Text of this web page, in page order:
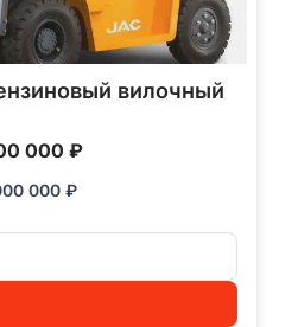
вилочный
000 ₽
000 ₽